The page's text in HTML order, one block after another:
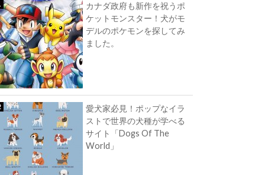
カナダ政府も新作を祝うポ
ケットモンスター！犬がモ
デルのポケモンを探してみ
ました。
愛犬家必見！ポップなイラ
ストで世界の犬種が学べる
サイト「Dogs Of The
World」